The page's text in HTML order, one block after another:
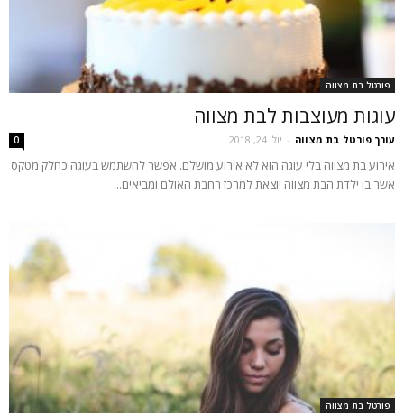
פורטל בת מצווה
עוגות מעוצבות לבת מצווה
עורך פורטל בת מצווה - יולי 24, 2018 0
אירוע בת מצווה בלי עוגה הוא לא אירוע מושלם. אפשר להשתמש בעוגה כחלק מטקס
אשר בו ילדת הבת מצווה יוצאת למרכז רחבת האולם ומביאים...
פורטל בת מצווה